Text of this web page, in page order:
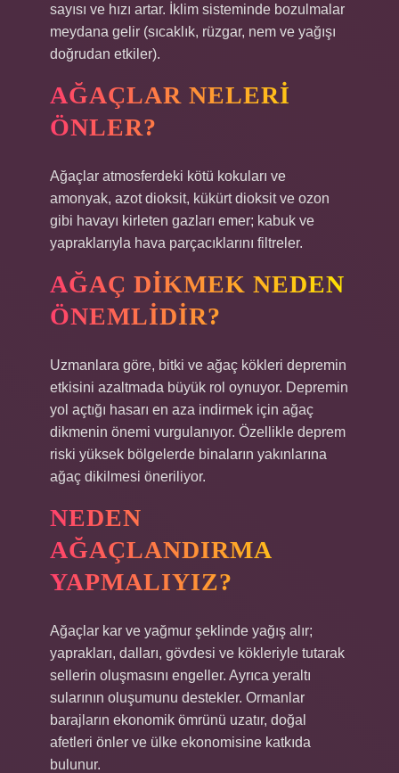
sayısı ve hızı artar. İklim sisteminde bozulmalar
meydana gelir (sıcaklık, rüzgar, nem ve yağışı
doğrudan etkiler).
AĞAÇLAR NELERI
ÖNLER?
Ağaçlar atmosferdeki kötü kokuları ve
amonyak, azot dioksit, kükürt dioksit ve ozon
gibi havayı kirleten gazları emer; kabuk ve
yapraklarıyla hava parçacıklarını filtreler.
AĞAÇ DIKMEK NEDEN
ÖNEMLIDIR?
Uzmanlara göre, bitki ve ağaç kökleri depremin
etkisini azaltmada büyük rol oynuyor. Depremin
yol açtığı hasarı en aza indirmek için ağaç
dikmenin önemi vurgulanıyor. Özellikle deprem
riski yüksek bölgelerde binaların yakınlarına
ağaç dikilmesi öneriliyor.
NEDEN
AĞAÇLANDIRMA
YAPMALIYIZ?
Ağaçlar kar ve yağmur şeklinde yağış alır;
yaprakları, dalları, gövdesi ve kökleriyle tutarak
sellerin oluşmasını engeller. Ayrıca yeraltı
sularının oluşumunu destekler. Ormanlar
barajların ekonomik ömrünü uzatır, doğal
afetleri önler ve ülke ekonomisine katkıda
bulunur.